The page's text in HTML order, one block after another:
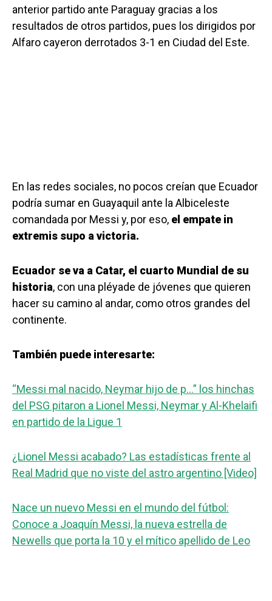
anterior partido ante Paraguay gracias a los
resultados de otros partidos, pues los dirigidos por
Alfaro cayeron derrotados 3-1 en Ciudad del Este.
En las redes sociales, no pocos creían que Ecuador
podría sumar en Guayaquil ante la Albiceleste
comandada por Messi y, por eso, el empate in
extremis supo a victoria.
Ecuador se va a Catar, el cuarto Mundial de su
historia, con una pléyade de jóvenes que quieren
hacer su camino al andar, como otros grandes del
continente.
También puede interesarte:
“Messi mal nacido, Neymar hijo de p…” los hinchas
del PSG pitaron a Lionel Messi, Neymar y Al-Khelaifi
en partido de la Ligue 1
¿Lionel Messi acabado? Las estadísticas frente al
Real Madrid que no viste del astro argentino [Video]
Nace un nuevo Messi en el mundo del fútbol:
Conoce a Joaquín Messi, la nueva estrella de
Newells que porta la 10 y el mítico apellido de Leo